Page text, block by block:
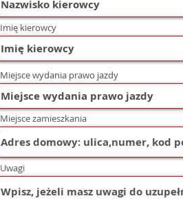
Imię kierowcy
Miejsce wydania prawo jazdy
Miejsce zamieszkania
Uwagi